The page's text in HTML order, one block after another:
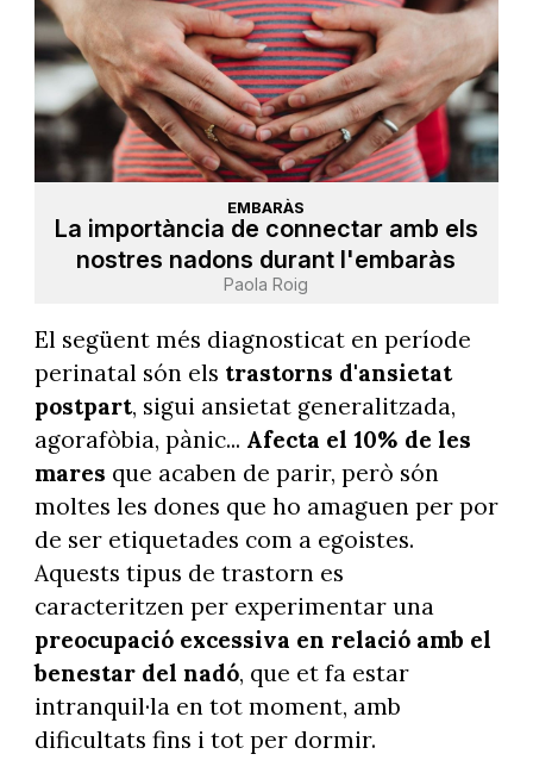
EMBARÀS
La importància de connectar amb els
nostres nadons durant l'embaràs
Paola Roig
El següent més diagnosticat en període
perinatal són els trastorns d'ansietat
postpart, sigui ansietat generalitzada,
agorafòbia, pànic... Afecta el 10% de les
mares que acaben de parir, però són
moltes les dones que ho amaguen per por
de ser etiquetades com a egoistes.
Aquests tipus de trastorn es
caracteritzen per experimentar una
preocupació excessiva en relació amb el
benestar del nadó, que et fa estar
intranquil·la en tot moment, amb
dificultats fins i tot per dormir.